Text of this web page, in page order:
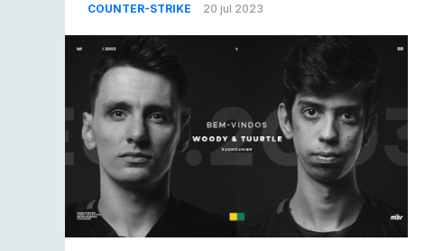
COUNTER-STRIKE 20 jul 2023